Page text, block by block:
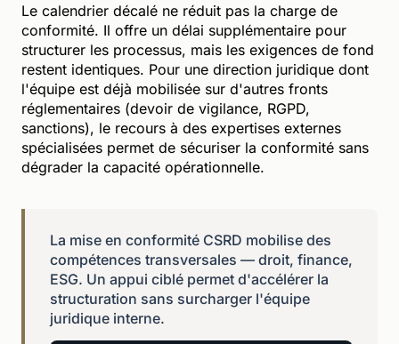
Le calendrier décalé ne réduit pas la charge de
conformité. Il offre un délai supplémentaire pour
structurer les processus, mais les exigences de fond
restent identiques. Pour une direction juridique dont
l'équipe est déjà mobilisée sur d'autres fronts
réglementaires (devoir de vigilance, RGPD,
sanctions), le recours à des expertises externes
spécialisées permet de sécuriser la conformité sans
dégrader la capacité opérationnelle.
La mise en conformité CSRD mobilise des
compétences transversales — droit, finance,
ESG. Un appui ciblé permet d'accélérer la
structuration sans surcharger l'équipe
juridique interne.